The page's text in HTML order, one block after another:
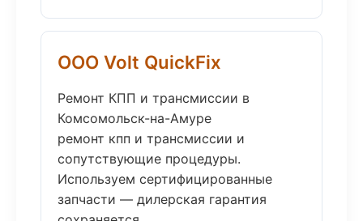
ООО Volt QuickFix
Ремонт КПП и трансмиссии в
Комсомольск-на-Амуре
ремонт кпп и трансмиссии и
сопутствующие процедуры.
Используем сертифицированные
запчасти — дилерская гарантия